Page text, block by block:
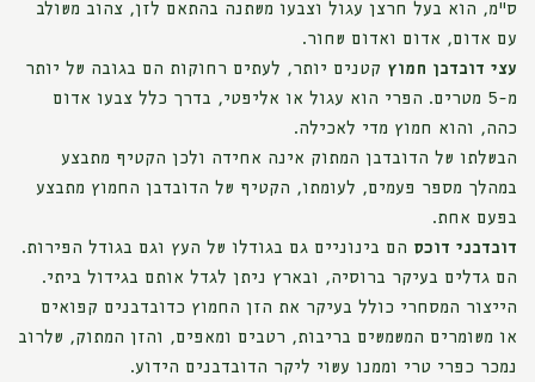
ס"מ, הוא בעל חרצן עגול וצבעו משתנה בהתאם לזן, צהוב משולב
עם אדום, אדום ואדום שחור.
עצי דובדבן חמוץ קטנים יותר, לעתים רחוקות הם בגובה של יותר
מ-5 מטרים. הפרי הוא עגול או אליפטי, בדרך כלל צבעו אדום
כהה, והוא חמוץ מדי לאכילה.
הבשלתו של הדובדבן המתוק אינה אחידה ולכן הקטיף מתבצע
במהלך מספר פעמים, לעומתו, הקטיף של הדובדבן החמוץ מתבצע
בפעם אחת.
דובדבני דוכס הם בינוניים גם בגודלו של העץ וגם בגודל הפירות.
הם גדלים בעיקר ברוסיה, ובארץ ניתן לגדל אותם בגידול ביתי.
הייצור המסחרי כולל בעיקר את הזן החמוץ כדובדבנים קפואים
או משומרים המשמשים בריבות, רטבים ומאפים, והזן המתוק, שלרוב
נמכר כפרי טרי וממנו עשוי ליקר הדובדבנים הידוע.